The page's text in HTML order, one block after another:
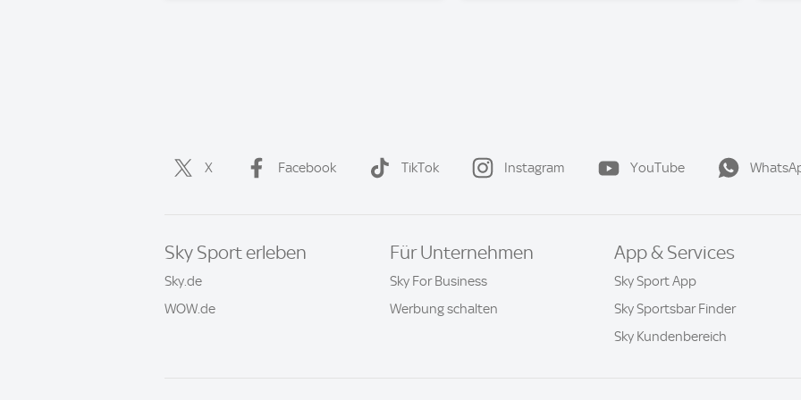
X Facebook TikTok Instagram YouTube
Sky Sport erleben
Sky.de
WOW.de
Für Unternehmen
Sky For Business
Werbung schalten
App & Services
Sky Sport App
Sky Sportsbar Finder
Sky Kundenbereich